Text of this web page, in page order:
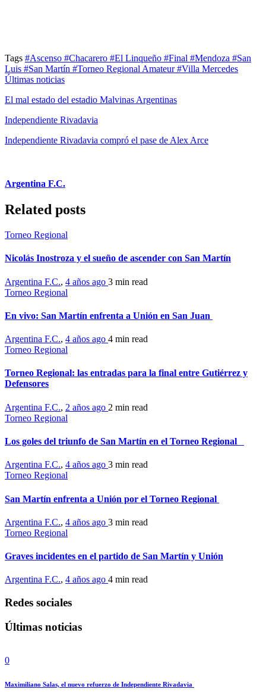
Tags #Ascenso #Chacarero #El Linqueño #Final #Mendoza #San
Luis #San Martín #Torneo Regional Amateur#Villa Mercedes
Últimas noticias
El mal estado del estadio Malvinas Argentinas
Independiente Rivadavia
Independiente Rivadavia compró el pase de Alex Arce
Argentina F.C.
Related posts
Torneo Regional
Nicolás Inostroza y el sueño de ascender con San Martín
Argentina F.C., 4 años ago 3 min read
Torneo Regional
En vivo: San Martín enfrenta a Unión en San Juan
Argentina F.C., 4 años ago 4 min read
Torneo Regional
Torneo Regional: las entradas para la final entre Gutiérrez y
Defensores
Argentina F.C., 2 años ago 2 min read
Torneo Regional
Los goles del triunfo de San Martín en el Torneo Regional
Argentina F.C., 4 años ago 3 min read
Torneo Regional
San Martín enfrenta a Unión por el Torneo Regional
Argentina F.C., 4 años ago 3 min read
Torneo Regional
Graves incidentes en el partido de San Martín y Unión
Argentina F.C., 4 años ago 4 min read
Redes sociales
Últimas noticias
0
Maximiliano Salas, el nuevo refuerzo de Independiente Rivadavia